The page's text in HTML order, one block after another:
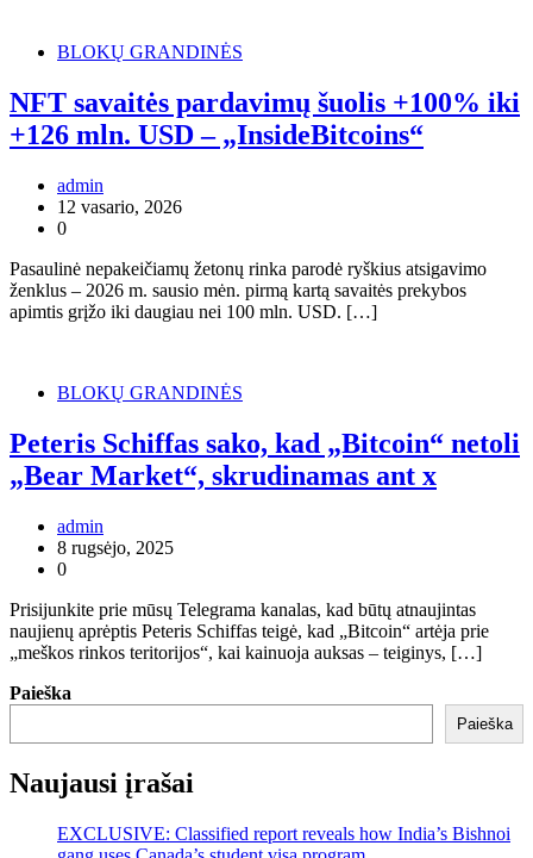
BLOKŲ GRANDINĖS
NFT savaitės pardavimų šuolis +100% iki
+126 mln. USD – „InsideBitcoins“
admin
12 vasario, 2026
0
Pasaulinė nepakeičiamų žetonų rinka parodė ryškius atsigavimo
ženklus – 2026 m. sausio mėn. pirmą kartą savaitės prekybos
apimtis grįžo iki daugiau nei 100 mln. USD. […]
BLOKŲ GRANDINĖS
Peteris Schiffas sako, kad „Bitcoin“ netoli
„Bear Market“, skrudinamas ant x
admin
8 rugsėjo, 2025
0
Prisijunkite prie mūsų Telegrama kanalas, kad būtų atnaujintas
naujienų aprėptis Peteris Schiffas teigė, kad „Bitcoin“ artėja prie
„meškos rinkos teritorijos“, kai kainuoja auksas – teiginys, […]
Paieška
Paieška
Naujausi įrašai
EXCLUSIVE: Classified report reveals how India’s Bishnoi